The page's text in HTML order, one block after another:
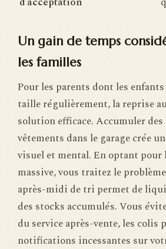
Un gain de temps
les familles
Pour les parents dont les
taille régulièrement, la reprise
solution efficace. Accumuler des
vêtements dans le garage crée
visuel et mental. En optant pour
massive, vous traitez le
après-midi de tri permet de
des stocks accumulés. Vous
du service après-vente, les colis
notifications incessantes sur